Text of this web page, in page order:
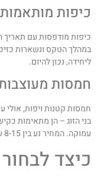
מותאמות
מודפסות עם תאריך
נכון להיום.
מעוצבות
קטנות ויפות, אולי
הזוג – הן מתאימות
המחיר נע בין 8-15 שקלים ליחידה, נכון להיום.
לבחור